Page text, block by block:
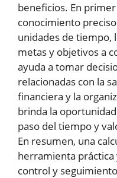
beneficios. En
conocimiento
unidades de tiempo,
metas y objetivos a
ayuda a tomar
relacionadas con la
financiera y la
brinda la
paso del tiempo y
En resumen, una
herramienta
control y